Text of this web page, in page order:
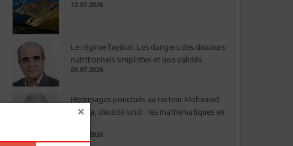
12.07.2026
Le régime Tayibat: Les dangers des discours
nutritionnels simplistes et non validés
09.07.2026
Hommages ponctués au recteur Mohamed
Amara, décédé lundi : les mathématiques en
03.08.2026